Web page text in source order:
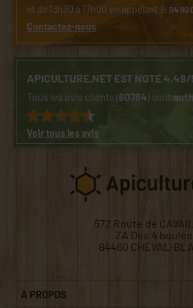
et de 13h30 à 17h00 en appelant le04 90
Contactez-nous
APICULTURE.NET EST NOTÉ 4.49/
Tous les avis clients (60784) sont
Voir tous les avis
572 Route de
ZA Des 4 boules
84460 CHEVAL-
À PROPOS